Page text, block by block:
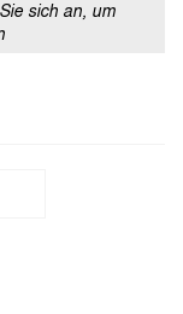
sich an, um